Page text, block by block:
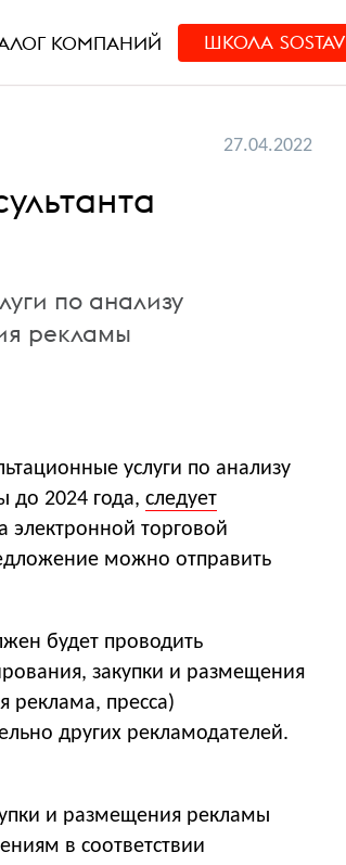
КОМПАНИЙ ШКОЛА SOSTAV
27.04.2022
по анализу
рекламы
услуги по анализу
до 2024 года, следует
электронной торговой
можно отправить
будет проводить
закупки и размещения
реклама, пресса)
других рекламодателей.
и размещения рекламы
в соответствии